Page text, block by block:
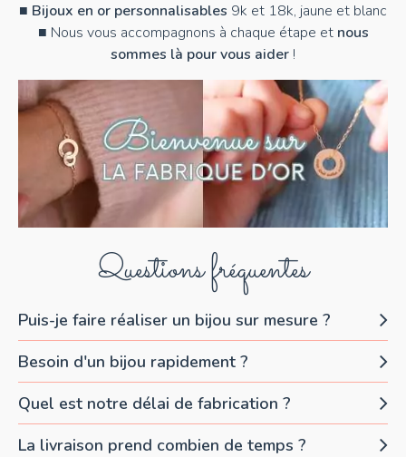
Questions fréquentes
Puis-je faire réaliser un bijou sur mesure ?
Besoin d'un bijou rapidement ?
Quel est notre délai de fabrication ?
La livraison prend combien de temps ?
■ Bijoux en or personnalisables 9k et 18k, jaune et blanc
■ Nous vous accompagnons à chaque étape et nous
sommes là pour vous aider !